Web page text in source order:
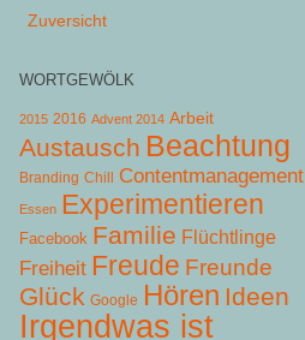
Zuversicht
WORTGEWÖLK
2015 2016 Advent 2014 Arbeit
Austausch Beachtung
Branding Chill Contentmanagement
Essen Experimentieren
Facebook Familie Flüchtlinge
Freiheit Freude Freunde
Glück Google Hören Ideen
Irgendwas ist